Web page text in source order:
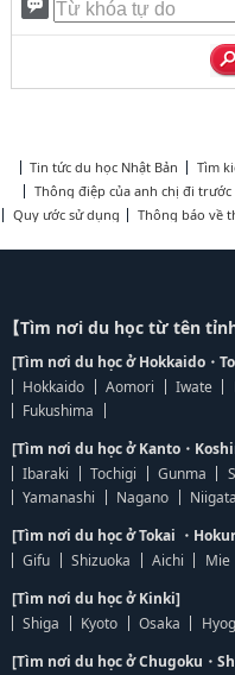
Tin tức du học Nhật Bản Tìm
Thông điệp của anh chị đi trước
Quy ước sử dụng
Thông báo về
【Tìm nơi du học từ tên
[Tìm nơi du học ở Hokkaido・
Hokkaido
Aomori Iwate
Fukushima
[Tìm nơi du học ở Kanto・
Ibaraki
Tochigi Gunma
Yamanashi
Nagano
Niigata
[Tìm nơi du học ở Tokai ・
Gifu
Shizuoka Aichi Mie
[Tìm nơi du học ở Kinki]
Shiga
Kyoto Osaka
[Tìm nơi du học ở Chugoku・